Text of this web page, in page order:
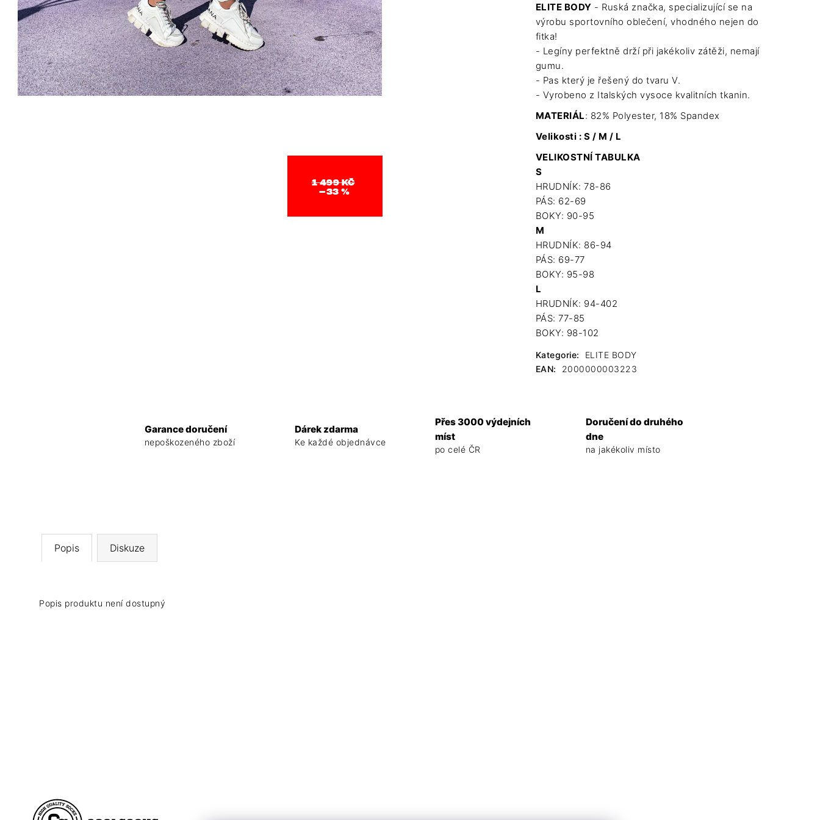
ELITE BODY - Ruská značka, specializující se na
výrobu sportovního oblečení, vhodného nejen do
fitka!
- Legíny perfektně drží při jakékoliv zátěži, nemají
gumu.
- Pas který je řešený do tvaru V.
- Vyrobeno z Italských vysoce kvalitních tkanin.
MATERIÁL: 82% Polyester, 18% Spandex
Velikosti : S / M / L
VELIKOSTNÍ TABULKA
S
HRUDNÍK: 78-86
PÁS: 62-69
BOKY: 90-95
M
HRUDNÍK: 86-94
PÁS: 69-77
BOKY: 95-98
L
HRUDNÍK: 94-402
PÁS: 77-85
BOKY: 98-102
Kategorie:
ELITE BODY
EAN: 2000000003223
1 499 KČ
–33 %
Garance doručení
nepoškozeného zboží
Dárek zdarma
Ke každé objednávce
Přes 3000 výdejních
míst
po celé ČR
Doručení do druhého
dne
na jakékoliv místo
Popis Diskuze
Popis produktu není dostupný